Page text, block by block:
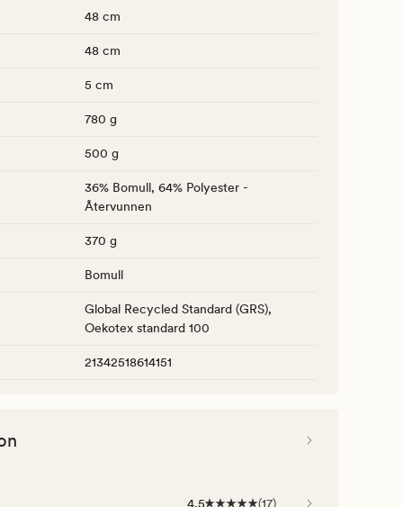
48 cm
48 cm
5 cm
780 g
500 g
36% Bomull, 64% Polyester -
Återvunnen
370 g
Bomull
Global Recycled Standard (GRS),
Oekotex standard 100
21342518614151
4.5 (17)